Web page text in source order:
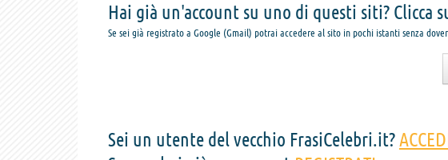
Hai già un'account su uno di questi siti? Clicca
Se sei già registrato a Google (Gmail) potrai accedere al sito in pochi istanti senza
Sei un utente del vecchio FrasiCelebri.it?